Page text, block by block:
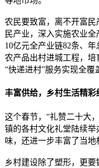
农民要致富，离不开富民
民产业，深入实施农业
10亿元全产业链82条、
农产品出村进城工程，培
“快递进村”服务实现全覆
丰富供给，乡村生活精彩
这个春节，“礼赞二十大
镇的各村文化礼堂陆续
味，还进一步丰富了当地
乡村建设除了塑形，更要